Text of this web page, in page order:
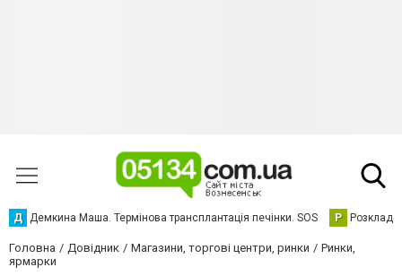
Д Демкина Маша. Термінова трансплантація печінки. SOS Р Розклад
Головна Довідник Магазини, торгові центри, ринки
Ринки,
ярмарки